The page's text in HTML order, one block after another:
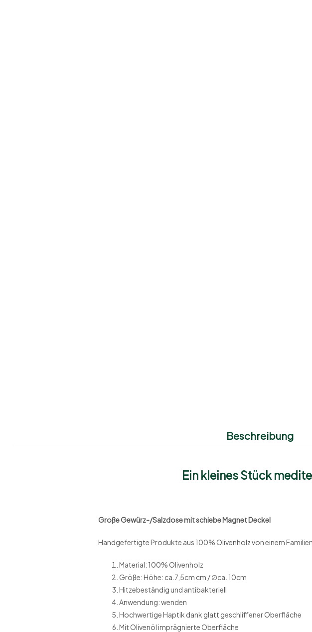
Beschreibung
Ein kleines Stück
Große Gewürz-/Salzdose mit schiebe Magnet Deckel
Handgefertigte Produkte aus 100% Olivenholz von einem
Material: 100% Olivenholz
Größe: Höhe: ca.7,5cm cm / ∅ca. 10cm
Hitzebeständig und antibakteriell
Anwendung: wenden
Hochwertige Haptik dank glatt geschliffener Oberfläche
Mit Olivenöl imprägnierte Oberfläche